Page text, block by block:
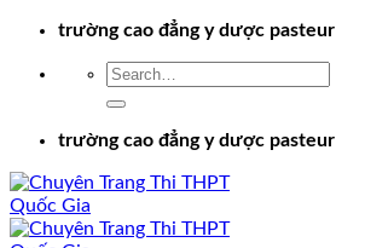
Chuyểntrường cao đẳng y dược pasteur
trường cao đẳng y dược pasteur